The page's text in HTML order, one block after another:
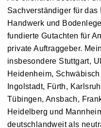
Sachverständiger für
Handwerk und
fundierte Gutachten für
private Auftraggeber.
insbesondere Stuttgart,
Heidenheim,
Ingolstadt, Fürth,
Tübingen, Ansbach,
Heidelberg und
deutschlandweit als